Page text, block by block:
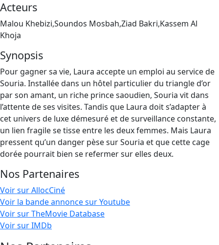
Acteurs
Malou Khebizi,Soundos Mosbah,Ziad Bakri,Kassem Al
Khoja
Synopsis
Pour gagner sa vie, Laura accepte un emploi au service de
Souria. Installée dans un hôtel particulier du triangle d’or
par son amant, un riche prince saoudien, Souria vit dans
l’attente de ses visites. Tandis que Laura doit s’adapter à
cet univers de luxe démesuré et de surveillance constante,
un lien fragile se tisse entre les deux femmes. Mais Laura
pressent qu’un danger pèse sur Souria et que cette cage
dorée pourrait bien se refermer sur elles deux.
Nos Partenaires
Voir sur AllocCiné
Voir la bande annonce sur Youtube
Voir sur TheMovie Database
Voir sur IMDb